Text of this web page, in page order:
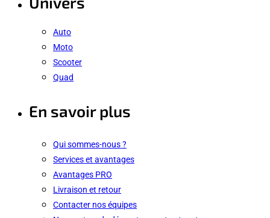
Auto
Moto
Scooter
Quad
En savoir plus
Qui sommes-nous ?
Services et avantages
Avantages PRO
Livraison et retour
Contacter nos équipes